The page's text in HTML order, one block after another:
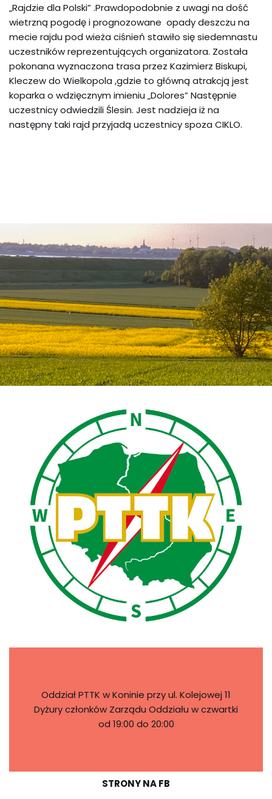
„Rajdzie dla Polski” .Prawdopodobnie z uwagi na dość
wietrzną pogodę i prognozowane opady deszczu na
mecie rajdu pod wieża ciśnień stawiło się siedemnastu
uczestników reprezentujących organizatora. Została
pokonana wyznaczona trasa przez Kazimierz Biskupi,
Kleczew do Wielkopola ,gdzie to główną atrakcją jest
koparka o wdzięcznym imieniu „Dolores” Następnie
uczestnicy odwiedzili Ślesin. Jest nadzieja iż na
następny taki rajd przyjadą uczestnicy spoza CIKLO.
Oddział PTTK w Koninie przy ul. Kolejowej 11
Dyżury członków Zarządu Oddziału w czwartki
od 19:00 do 20:00
STRONY NA FB